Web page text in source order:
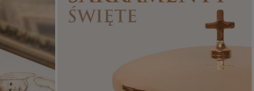
Obrazy religijne
PIĘKNE
WZORY
Sakramenty Święte